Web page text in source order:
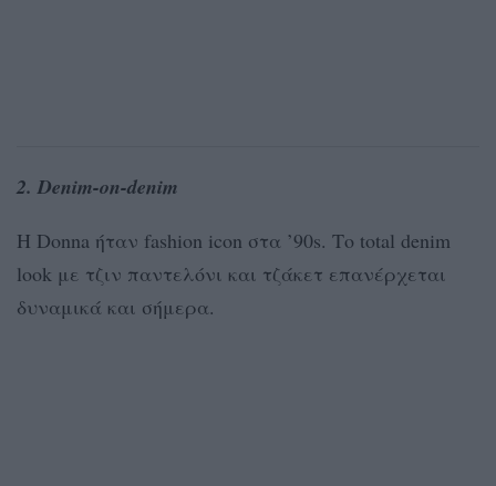
2. Denim-on-denim
Η Donna ήταν fashion icon στα ’90s. Το total denim
look με τζιν παντελόνι και τζάκετ επανέρχεται
δυναμικά και σήμερα.